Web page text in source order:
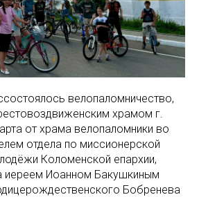
велопаломничество,
храмом г.
от храма велопаломники во
отдела по миссионерской
Коломенской епархии,
иереем Иоанном Бакушкиным
Бобренева